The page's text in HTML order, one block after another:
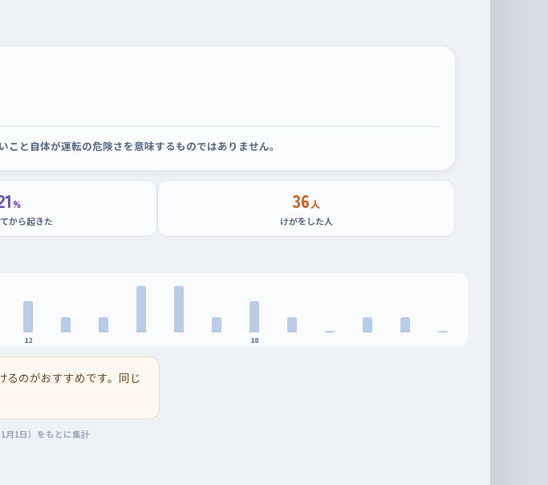
と自体が運転の危険さを意味するものではありません。
%
から起きた
36人
けがをした人
12 18
るのがおすすめです。同じ
月1日）をもとに集計